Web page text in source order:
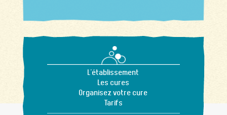
L'établissement
Les cures
Organisez votre cure
Tarifs